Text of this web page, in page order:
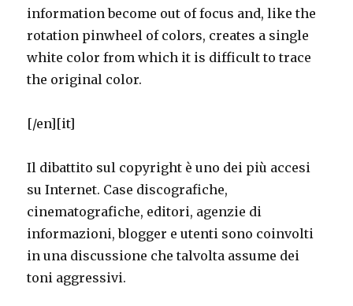
information become out of focus and, like the
rotation pinwheel of colors, creates a single
white color from which it is difficult to trace
the original color.
[/en][it]
Il dibattito sul copyright è uno dei più accesi
su Internet. Case discografiche,
cinematografiche, editori, agenzie di
informazioni, blogger e utenti sono coinvolti
in una discussione che talvolta assume dei
toni aggressivi.